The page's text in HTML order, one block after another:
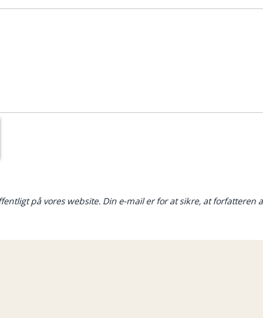
på vores website. Din e-mail er for at sikre, at